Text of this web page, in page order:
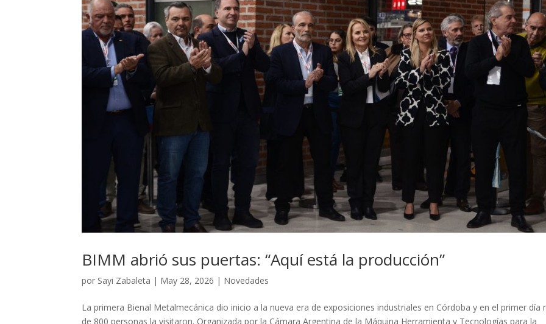
BIMM abrió sus puertas: “Aquí está la producción”
por Sayi Zabaleta | May 28, 2026 | Novedades
La primera Bienal Metalmecánica dio inicio a la nueva era de exposiciones industriales en Córdoba y en el primer día
de 800 personas la visitaron. Organizada por la Cámara Argentina de la Máquina Herramienta y Tecnologías para la